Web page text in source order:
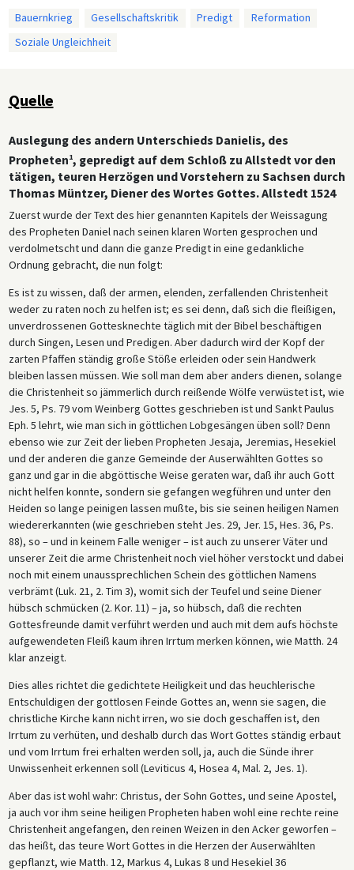
Bauernkrieg
Gesellschaftskritik Predigt
Reformation
Soziale Ungleichheit
Quelle
Auslegung des andern Unterschieds Danielis, des
Propheten1, gepredigt auf dem Schloß zu Allstedt vor den
tätigen, teuren Herzögen und Vorstehern zu Sachsen durch
Thomas Müntzer, Diener des Wortes Gottes. Allstedt 1524
Zuerst wurde der Text des hier genannten Kapitels der Weissagung
des Propheten Daniel nach seinen klaren Worten gesprochen und
verdolmetscht und dann die ganze Predigt in eine gedankliche
Ordnung gebracht, die nun folgt:
Es ist zu wissen, daß der armen, elenden, zerfallenden Christenheit
weder zu raten noch zu helfen ist; es sei denn, daß sich die fleißigen,
unverdrossenen Gottesknechte täglich mit der Bibel beschäftigen
durch Singen, Lesen und Predigen. Aber dadurch wird der Kopf der
zarten Pfaffen ständig große Stöße erleiden oder sein Handwerk
bleiben lassen müssen. Wie soll man dem aber anders dienen, solange
die Christenheit so jämmerlich durch reißende Wölfe verwüstet ist, wie
Jes. 5, Ps. 79 vom Weinberg Gottes geschrieben ist und Sankt Paulus
Eph. 5 lehrt, wie man sich in göttlichen Lobgesängen üben soll? Denn
ebenso wie zur Zeit der lieben Propheten Jesaja, Jeremias, Hesekiel
und der anderen die ganze Gemeinde der Auserwählten Gottes so
ganz und gar in die abgöttische Weise geraten war, daß ihr auch Gott
nicht helfen konnte, sondern sie gefangen wegführen und unter den
Heiden so lange peinigen lassen mußte, bis sie seinen heiligen Namen
wiedererkannten (wie geschrieben steht Jes. 29, Jer. 15, Hes. 36, Ps.
88), so – und in keinem Falle weniger – ist auch zu unserer Väter und
unserer Zeit die arme Christenheit noch viel höher verstockt und dabei
noch mit einem unaussprechlichen Schein des göttlichen Namens
verbrämt (Luk. 21, 2. Tim 3), womit sich der Teufel und seine Diener
hübsch schmücken (2. Kor. 11) – ja, so hübsch, daß die rechten
Gottesfreunde damit verführt werden und auch mit dem aufs höchste
aufgewendeten Fleiß kaum ihren Irrtum merken können, wie Matth. 24
klar anzeigt.
Dies alles richtet die gedichtete Heiligkeit und das heuchlerische
Entschuldigen der gottlosen Feinde Gottes an, wenn sie sagen, die
christliche Kirche kann nicht irren, wo sie doch geschaffen ist, den
Irrtum zu verhüten, und deshalb durch das Wort Gottes ständig erbaut
und vom Irrtum frei erhalten werden soll, ja, auch die Sünde ihrer
Unwissenheit erkennen soll (Leviticus 4, Hosea 4, Mal. 2, Jes. 1).
Aber das ist wohl wahr: Christus, der Sohn Gottes, und seine Apostel,
ja auch vor ihm seine heiligen Propheten haben wohl eine rechte reine
Christenheit angefangen, den reinen Weizen in den Acker geworfen –
das heißt, das teure Wort Gottes in die Herzen der Auserwählten
gepflanzt, wie Matth. 12, Markus 4, Lukas 8 und Hesekiel 36